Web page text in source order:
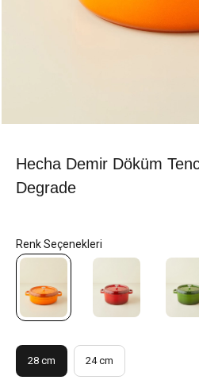
Hecha Demir Döküm
Degrade
28 cm 24 cm